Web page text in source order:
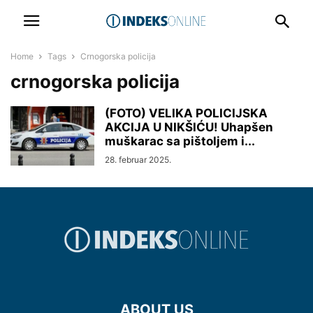
Home Tags Crnogorska policija
crnogorska policija
(FOTO) VELIKA POLICIJSKA
AKCIJA U NIKŠIĆU! Uhapšen
muškarac sa pištoljem i...
28. februar 2025.
ABOUT US